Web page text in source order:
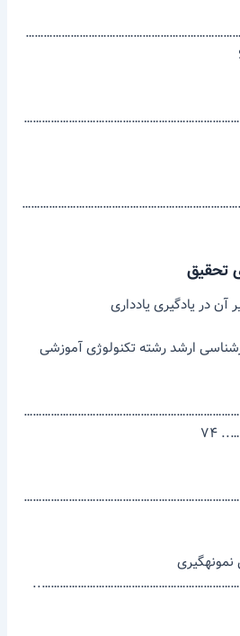
تحقیق
آن در یادگیری یادداری
ارشد رشته تکنولوژی آموزشی
۷۴
نمونه­گیری